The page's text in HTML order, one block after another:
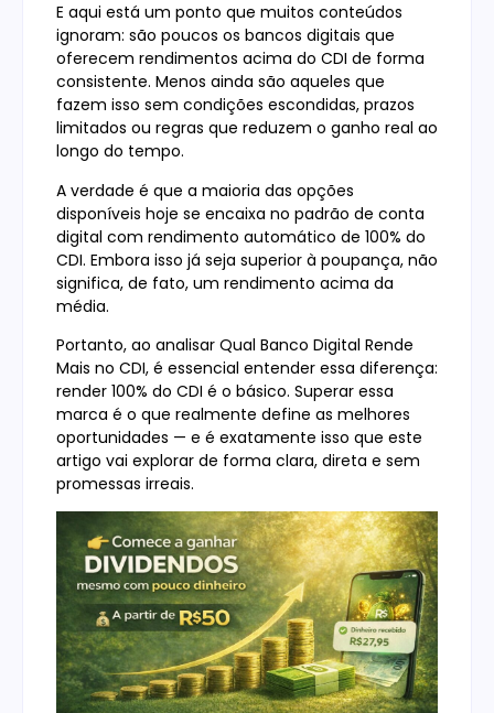
E aqui está um ponto que muitos conteúdos
ignoram: são poucos os bancos digitais que
oferecem rendimentos acima do CDI de forma
consistente. Menos ainda são aqueles que
fazem isso sem condições escondidas, prazos
limitados ou regras que reduzem o ganho real ao
longo do tempo.
A verdade é que a maioria das opções
disponíveis hoje se encaixa no padrão de conta
digital com rendimento automático de 100% do
CDI. Embora isso já seja superior à poupança, não
significa, de fato, um rendimento acima da
média.
Portanto, ao analisar Qual Banco Digital Rende
Mais no CDI, é essencial entender essa diferença:
render 100% do CDI é o básico. Superar essa
marca é o que realmente define as melhores
oportunidades — e é exatamente isso que este
artigo vai explorar de forma clara, direta e sem
promessas irreais.